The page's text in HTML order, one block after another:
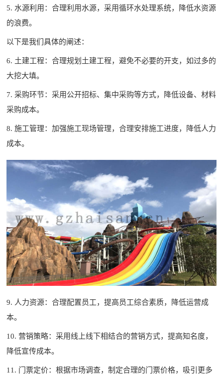
5. 水源利用：合理利用水源，采用循环水处理系统，降低水资源
的浪费。
以下是我们具体的阐述：
6. 土建工程：合理规划土建工程，避免不必要的开支，如过多的
大挖大填。
7. 采购环节：采用公开招标、集中采购等方式，降低设备、材料
采购成本。
8. 施工管理：加强施工现场管理，合理安排施工进度，降低人力
成本。
9. 人力资源：合理配置员工，提高员工综合素质，降低运营成
本。
10. 营销策略：采用线上线下相结合的营销方式，提高知名度，
降低宣传成本。
11. 门票定价：根据市场调查，制定合理的门票价格，吸引更多